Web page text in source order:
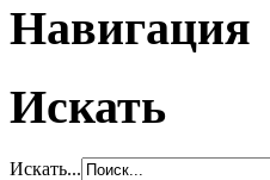
Навигация
Искать
Искать...